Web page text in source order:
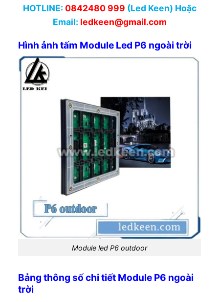
HOTLINE: 0842480 999 (Led Keen) Hoặc
Email: ledkeen@gmail.com
Hình ảnh tấm Module Led P6 ngoài trời
Module led P6 outdoor
Bảng thông số chi tiết Module P6 ngoài
trời